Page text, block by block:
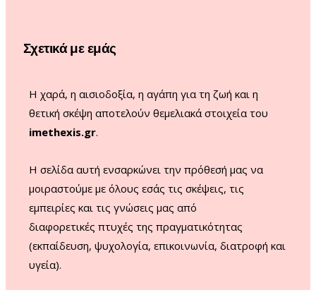
Σχετικά με εμάς
Η χαρά, η αισιοδοξία, η αγάπη για τη ζωή και η
θετική σκέψη αποτελούν θεμελιακά στοιχεία του
imethexis.gr.
H σελίδα αυτή ενσαρκώνει την πρόθεσή μας να
μοιραστούμε με όλους εσάς τις σκέψεις, τις
εμπειρίες και τις γνώσεις μας από
διαφορετικές πτυχές της πραγματικότητας
(εκπαίδευση, ψυχολογία, επικοινωνία, διατροφή και
υγεία).